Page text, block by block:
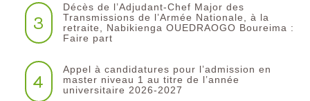
3
Décès de l’Adjudant-Chef Major des
Transmissions de l’Armée Nationale, à la
retraite, Nabikienga OUEDRAOGO Boureima :
Faire part
4
Appel à candidatures pour l’admission en
master niveau 1 au titre de l’année
universitaire 2026-2027